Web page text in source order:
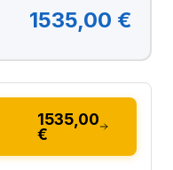
1535,00 €
1535,00
€